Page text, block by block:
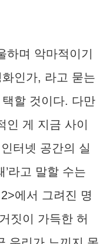
며 악마적이기
인가, 라고 묻는
할 것이다. 다만
인 게 지금 사이
터넷 공간의 실
라고 말할 수는
에서 그려진 명
짓이 가득한 허